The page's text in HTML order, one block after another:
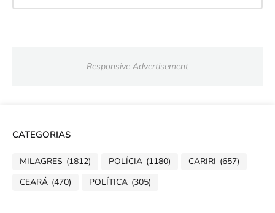
Responsive Advertisement
CATEGORIAS
MILAGRES (1812) POLÍCIA (1180) CARIRI (657)
CEARÁ (470) POLÍTICA (305)